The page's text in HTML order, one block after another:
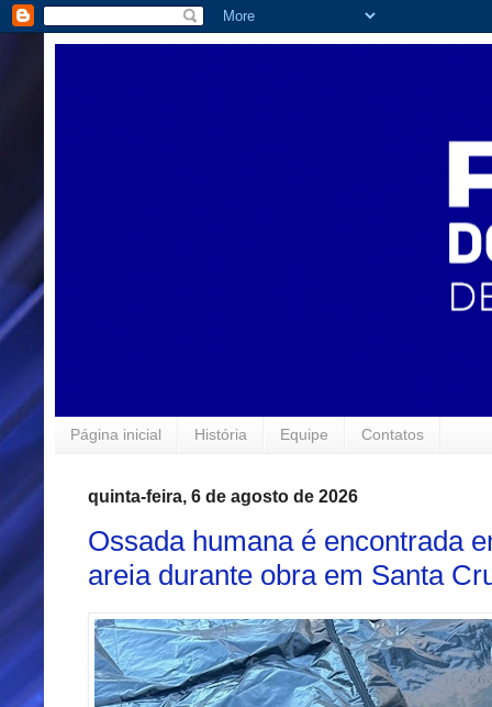
Página inicial História Equipe Contatos
quinta-feira, 6 de agosto de 2026
Ossada humana é encontrada
areia durante obra em Santa